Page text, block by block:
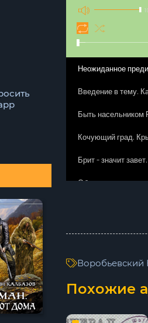
Неожиданное
Введение в тему.
Быть насельником
Кочующий град.
Брит - значит
Об умных
Ядовитый след.
Бедлам. Завести
Человек-
Похожие